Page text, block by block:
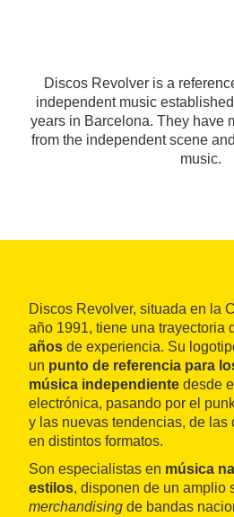
Discos Revolver is a
independent music
years in Barcelona. They have
from the independent scene
music.
Discos Revolver, situada en la
año 1991, tiene una trayectoria
años de experiencia. Su
un punto de referencia para
música independiente desde el
electrónica, pasando por el
y las nuevas tendencias, de las
en distintos formatos.
Son especialistas en música
estilos, disponen de un amplio
merchandising de bandas